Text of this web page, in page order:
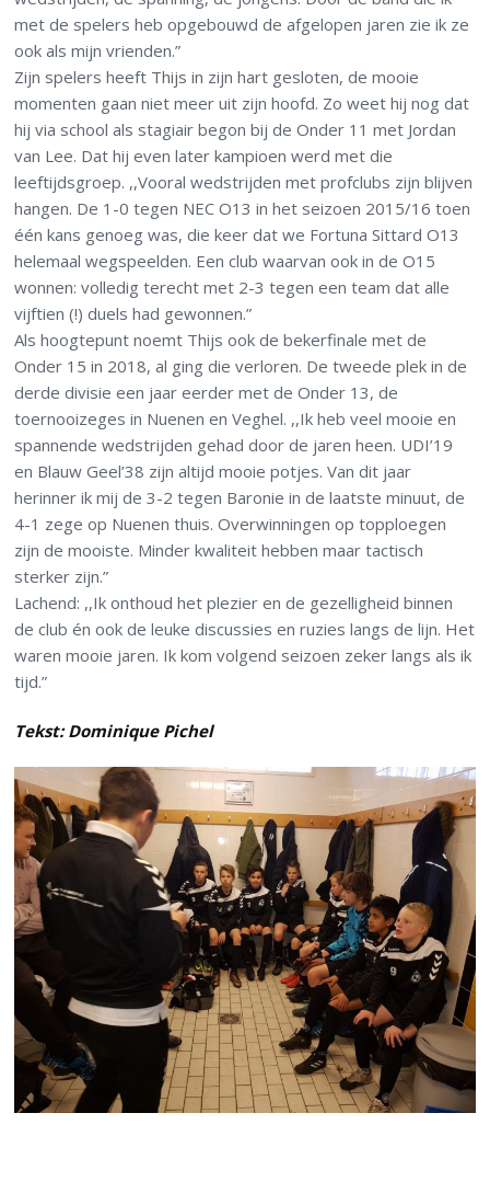
met de spelers heb opgebouwd de afgelopen jaren zie ik ze
ook als mijn vrienden.”
Zijn spelers heeft Thijs in zijn hart gesloten, de mooie
momenten gaan niet meer uit zijn hoofd. Zo weet hij nog dat
hij via school als stagiair begon bij de Onder 11 met Jordan
van Lee. Dat hij even later kampioen werd met die
leeftijdsgroep. ,,Vooral wedstrijden met profclubs zijn blijven
hangen. De 1-0 tegen NEC O13 in het seizoen 2015/16 toen
één kans genoeg was, die keer dat we Fortuna Sittard O13
helemaal wegspeelden. Een club waarvan ook in de O15
wonnen: volledig terecht met 2-3 tegen een team dat alle
vijftien (!) duels had gewonnen.”
Als hoogtepunt noemt Thijs ook de bekerfinale met de
Onder 15 in 2018, al ging die verloren. De tweede plek in de
derde divisie een jaar eerder met de Onder 13, de
toernooizeges in Nuenen en Veghel. ,,Ik heb veel mooie en
spannende wedstrijden gehad door de jaren heen. UDI’19
en Blauw Geel’38 zijn altijd mooie potjes. Van dit jaar
herinner ik mij de 3-2 tegen Baronie in de laatste minuut, de
4-1 zege op Nuenen thuis. Overwinningen op topploegen
zijn de mooiste. Minder kwaliteit hebben maar tactisch
sterker zijn.”
Lachend: ,,Ik onthoud het plezier en de gezelligheid binnen
de club én ook de leuke discussies en ruzies langs de lijn. Het
waren mooie jaren. Ik kom volgend seizoen zeker langs als ik
tijd.”
Tekst: Dominique Pichel